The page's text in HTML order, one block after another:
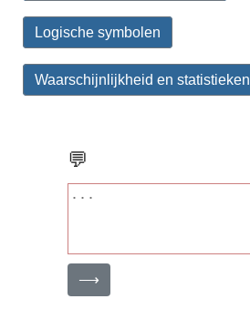
Logische symbolen
Waarschijnlijkheid en statistieken
💬
⟶